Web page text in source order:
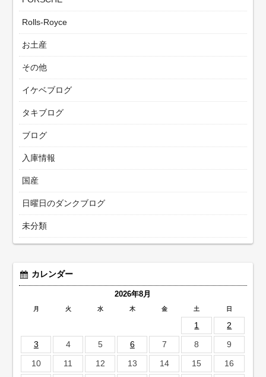
Rolls-Royce
お土産
その他
イケベブログ
タキブログ
ブログ
入庫情報
国産
日曜日のダンクブログ
未分類
カレンダー
2026年8月
月 火 水 木 金 土 日
1
2
3
4 5 6 7 8
9
10
11 12 13 14 15
16